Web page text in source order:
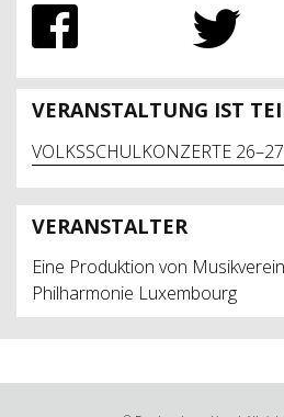
VERANSTALTUNG IST
VOLKSSCHULKONZERTE 26–27
VERANSTALTER
Eine Produktion von
Philharmonie Luxembourg